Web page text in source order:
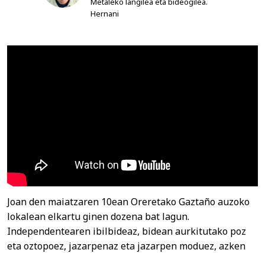
Hernani
Joan den maiatzaren 10ean Oreretako Gaztaño auzoko
lokalean elkartu ginen dozena bat lagun.
Independentearen ibilbideaz, bidean aurkitutako poz
eta oztopoez, jazarpenaz eta jazarpen moduez, azken